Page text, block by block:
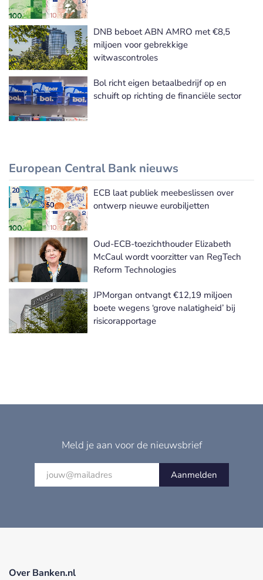
DNB beboet ABN AMRO met €8,5
miljoen voor gebrekkige
witwascontroles
Bol richt eigen betaalbedrijf op en
schuift op richting de financiële sector
European Central Bank nieuws
European Central Bank nieuws
ECB laat publiek meebeslissen over
ontwerp nieuwe eurobiljetten
Oud-ECB-toezichthouder Elizabeth
McCaul wordt voorzitter van RegTech
Reform Technologies
JPMorgan ontvangt €12,19 miljoen
boete wegens ‘grove nalatigheid’ bij
risicorapportage
Meld je aan voor de nieuwsbrief
Aanmelden
Over Banken.nl